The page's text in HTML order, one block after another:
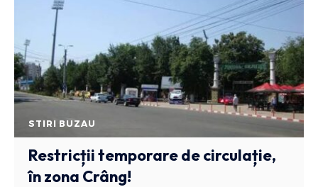
STIRI BUZAU
Restricții temporare de circulație,
în zona Crâng!